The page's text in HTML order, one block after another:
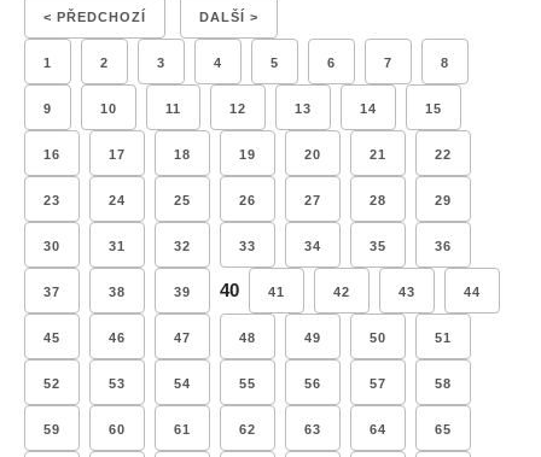
< PŘEDCHOZÍ DALŠÍ >
1 2 3 4 5 6 7 8
9 10 11 12 13 14 15
16 17 18 19 20 21 22
23 24 25 26 27 28 29
30 31 32 33 34 35 36
37 38 39 40 41 42 43 44
45 46 47 48 49 50 51
52 53 54 55 56 57 58
59 60 61 62 63 64 65